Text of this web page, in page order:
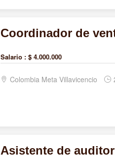
Coordinador de
Salario : $ 4.000.000
Colombia Meta Villavicencio
Asistente de